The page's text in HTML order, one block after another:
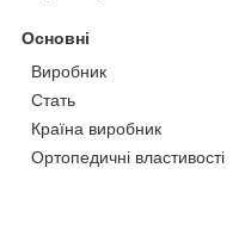
Основні
Виробник
Стать
Країна виробник
Ортопедичні властивості